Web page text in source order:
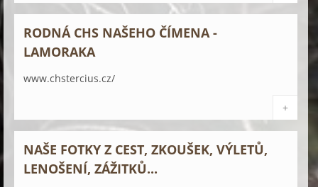
RODNÁ CHS NAŠEHO ČÍMENA -
LAMORAKA
www.chstercius.cz/
+
NAŠE FOTKY Z CEST, ZKOUŠEK, VÝLETŮ,
LENOŠENÍ, ZÁŽITKŮ...